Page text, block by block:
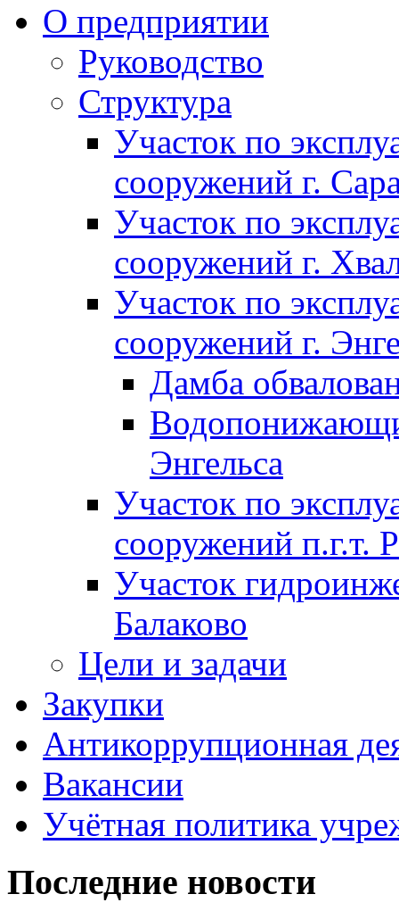
О предприятии
Руководство
Структура
Участок по
сооружений г.
Участок по
сооружений г.
Участок по
сооружений г.
Дамба
Энгельса
Участок по
сооружений п.г.т.
Участок
Балаково
Цели и задачи
Закупки
Антикоррупционная
Вакансии
Учётная политика
Последние новости